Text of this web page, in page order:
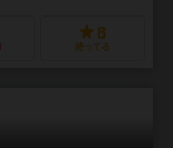
8
持ってる